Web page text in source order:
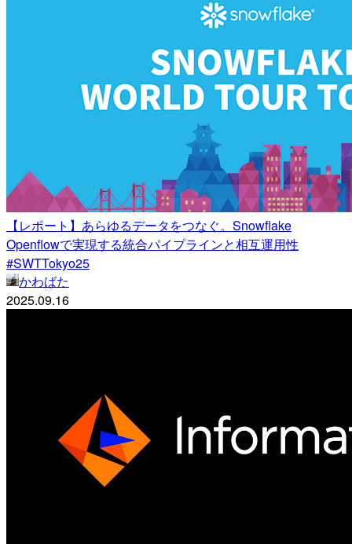
【レポート】あらゆるデータをつなぐ。Snowflake
Openflowで実現する統合パイプラインと相互運用性
#SWTTokyo25
かわばた
2025.09.16